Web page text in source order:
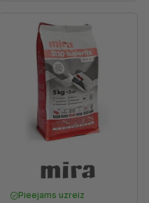
Pieejams uzreiz